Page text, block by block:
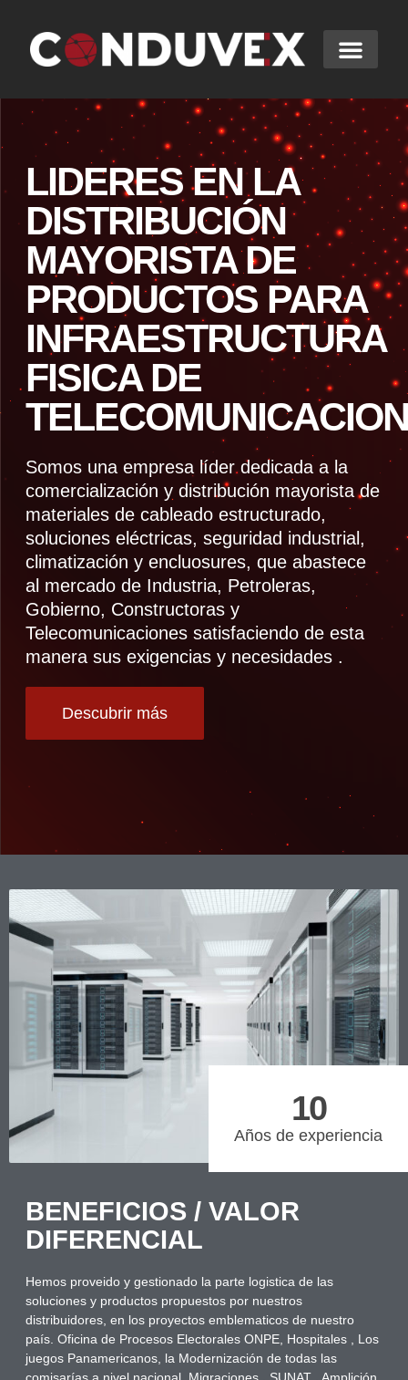
LIDERES EN LA
DISTRIBUCIÓN
MAYORISTA DE
PRODUCTOS PARA
INFRAESTRUCTURA
FISICA DE
Somos una empresa líder dedicada a la
comercialización y distribución mayorista de
materiales de cableado estructurado,
soluciones eléctricas, seguridad industrial,
climatización y encluosures, que abastece
al mercado de Industria, Petroleras,
Gobierno, Constructoras y
Telecomunicaciones satisfaciendo de esta
manera sus exigencias y necesidades .
Descubrir más
Años de experiencia
10
BENEFICIOS / VALOR
DIFERENCIAL
Hemos proveido y gestionado la parte logistica de las
soluciones y productos propuestos por nuestros
distribuidores, en los proyectos emblematicos de nuestro
país. Oficina de Procesos Electorales ONPE, Hospitales , Los
juegos Panamericanos, la Modernización de todas las